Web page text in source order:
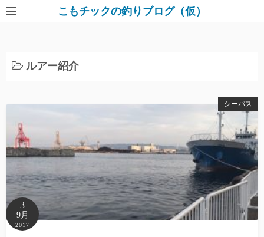
コ
プ
こもチックの釣りブログ（仮）
ルアー紹介
シーバス
3
9月
2017